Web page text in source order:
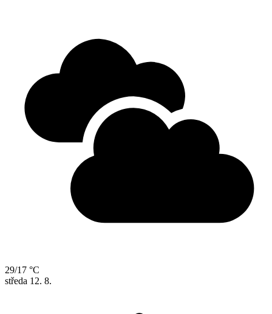
29/17 °C
středa 12. 8.